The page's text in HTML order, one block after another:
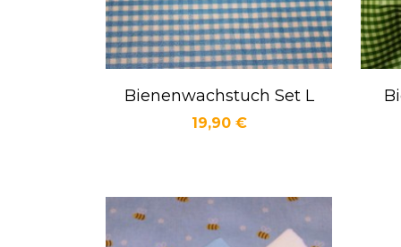
Vorschau
Bienenwachstuch Set L
Preis
19,90 €